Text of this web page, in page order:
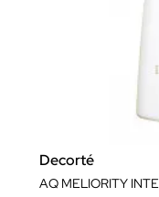
Decorté